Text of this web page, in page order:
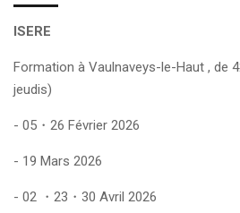
ISERE
Formation à Vaulnaveys-le-Haut , de
jeudis)
- 05・26 Février 2026
- 19 Mars 2026
- 02 ・23・30 Avril 2026